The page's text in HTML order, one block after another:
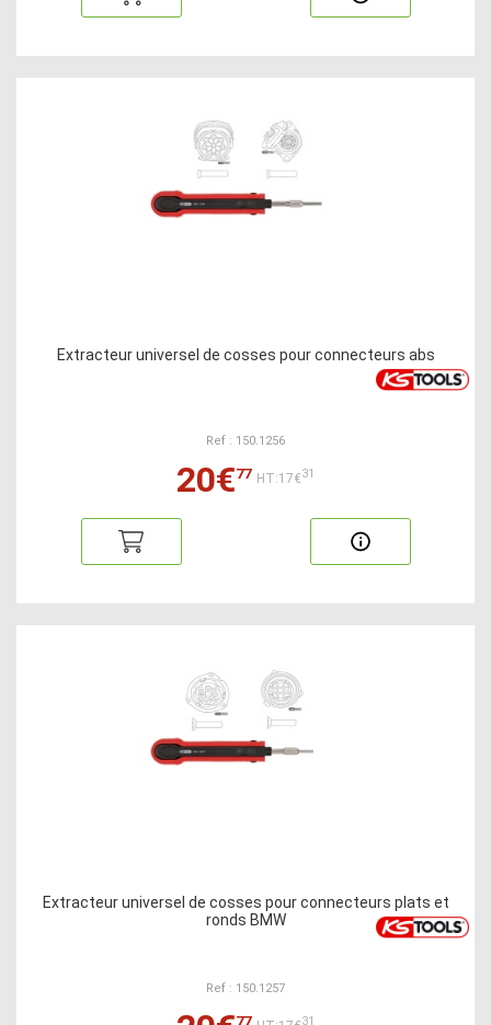
Extracteur universel de cosses pour connecteurs abs
Ref : 150.1256
20€77 HT:17€31
Extracteur universel de cosses pour connecteurs plats et
ronds BMW
Ref : 150.1257
77 31